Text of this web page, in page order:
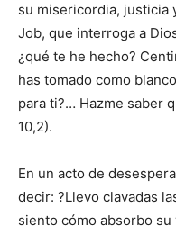
su misericordia, justicia
Job, que interroga a
¿qué te he hecho?
has tomado como
para ti?… Hazme saber
10,2).
En un acto de
decir: ?Llevo clavadas
siento cómo absorbo